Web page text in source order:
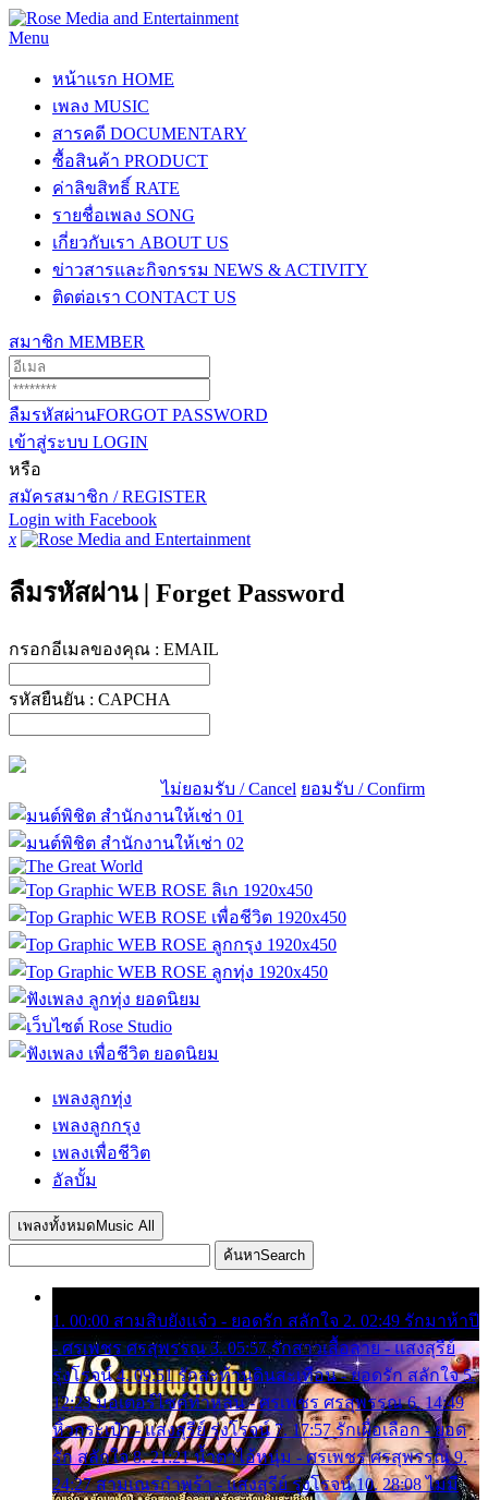
Menu
หน้าแรก HOME
เพลง MUSIC
สารคดี DOCUMENTARY
ซื้อสินค้า PRODUCT
ค่าลิขสิทธิ์ RATE
รายชื่อเพลง SONG
เกี่ยวกับเรา ABOUT US
ข่าวสารและกิจกรรม NEWS & ACTIVITY
ติดต่อเรา CONTACT US
สมาชิก MEMBER
ลืมรหัสผ่านFORGOT PASSWORD
เข้าสู่ระบบ LOGIN
หรือ
สมัครสมาชิก / REGISTER
Login with Facebook
x
ลืมรหัสผ่าน | Forget Password
กรอกอีเมลของคุณ : EMAIL
รหัสยืนยัน : CAPCHA
ไม่ยอมรับ / Cancel ยอมรับ / Confirm
เพลงลูกทุ่ง
เพลงลูกกรุง
เพลงเพื่อชีวิต
อัลบั้ม
เพลงทั้งหมด Music All
ค้นหาSearch
1. 00:00 สามสิบยังแจ๋ว - ยอดรัก สลักใจ 2. 02:49 รักมาห้าปี
- ศรเพชร ศรสุพรรณ 3. 05:57 รักสาวเสื้อลาย - แสงสุรีย์
รุ่งโรจน์ 4. 09:51 รักสะท้านดินสะเทือน - ยอดรัก สลักใจ 5.
12:23 มอเตอร์ไซค์ทำหล่น - ศรเพชร ศรสุพรรณ 6. 14:49
หิ้วกระเป๋า - แสงสุรีย์ รุ่งโรจน์ 7. 17:57 รักเผื่อเลือก - ยอด
รัก สลักใจ 8. 21:21 น้ำตาไอ้หนุ่ม - ศรเพชร ศรสุพรรณ 9.
24:27 สามเณรกำพร้า - แสงสุรีย์ รุ่งโรจน์ 10. 28:08 ไม่มี